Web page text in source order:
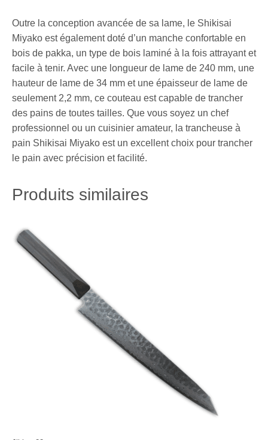
Outre la conception avancée de sa lame, le Shikisai
Miyako est également doté d’un manche confortable en
bois de pakka, un type de bois laminé à la fois attrayant et
facile à tenir. Avec une longueur de lame de 240 mm, une
hauteur de lame de 34 mm et une épaisseur de lame de
seulement 2,2 mm, ce couteau est capable de trancher
des pains de toutes tailles. Que vous soyez un chef
professionnel ou un cuisinier amateur, la trancheuse à
pain Shikisai Miyako est un excellent choix pour trancher
le pain avec précision et facilité.
Produits similaires